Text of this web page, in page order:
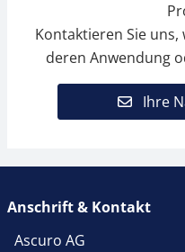
Kontaktieren Sie uns,
deren Anwendung
Ihre
Anschrift & Kontakt
Ascuro AG